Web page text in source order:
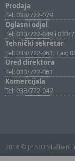
Prodaja
Tel: 033/722-079
Oglasni odjel
Tel: 033/722-049 i 033/
Tehnički sekretar
Tel: 033/722-061, Fax:
Ured direktora
Tel: 033/722-061
Komercijala
Tel: 033/722-042
2014 © JP NIO Službeni